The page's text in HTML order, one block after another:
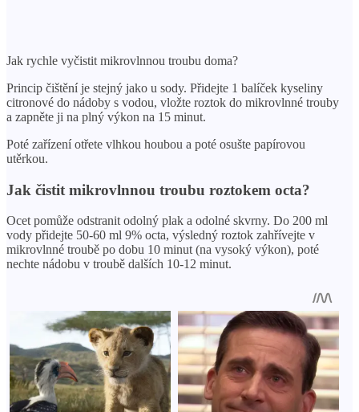
Jak rychle vyčistit mikrovlnnou troubu doma?
Princip čištění je stejný jako u sody. Přidejte 1 balíček kyseliny
citronové do nádoby s vodou, vložte roztok do mikrovlnné trouby
a zapněte ji na plný výkon na 15 minut.
Poté zařízení otřete vlhkou houbou a poté osušte papírovou
utěrkou.
Jak čistit mikrovlnnou troubu roztokem octa?
Ocet pomůže odstranit odolný plak a odolné skvrny. Do 200 ml
vody přidejte 50-60 ml 9% octa, výsledný roztok zahřívejte v
mikrovlnné troubě po dobu 10 minut (na vysoký výkon), poté
nechte nádobu v troubě dalších 10-12 minut.